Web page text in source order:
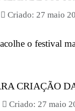
Criado: 27 maio
o festival
CRIAÇÃO
Criado: 27 maio